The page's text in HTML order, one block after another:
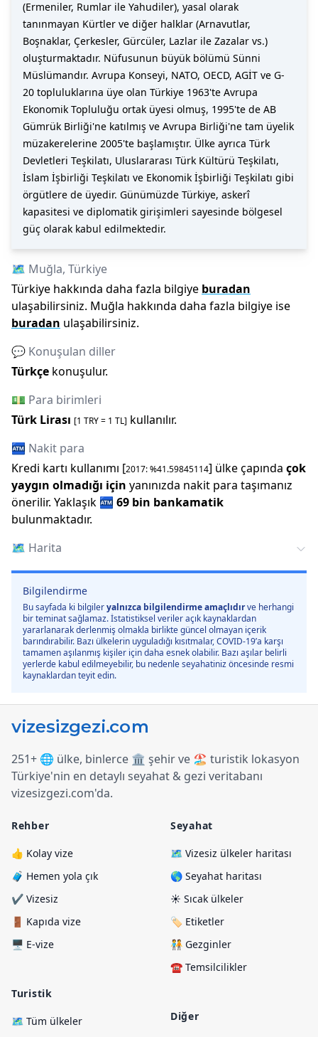
(Ermeniler, Rumlar ile Yahudiler), yasal olarak
tanınmayan Kürtler ve diğer halklar (Arnavutlar,
Boşnaklar, Çerkesler, Gürcüler, Lazlar ile Zazalar vs.)
oluşturmaktadır. Nüfusunun büyük bölümü Sünni
Müslümandır. Avrupa Konseyi, NATO, OECD, AGİT ve G-
20 topluluklarına üye olan Türkiye 1963'te Avrupa
Ekonomik Topluluğu ortak üyesi olmuş, 1995'te de AB
Gümrük Birliği'ne katılmış ve Avrupa Birliği'ne tam üyelik
müzakerelerine 2005'te başlamıştır. Ülke ayrıca Türk
Devletleri Teşkilatı, Uluslararası Türk Kültürü Teşkilatı,
İslam İşbirliği Teşkilatı ve Ekonomik İşbirliği Teşkilatı gibi
örgütlere de üyedir. Günümüzde Türkiye, askerî
kapasitesi ve diplomatik girişimleri sayesinde bölgesel
güç olarak kabul edilmektedir.
🗺️ Muğla, Türkiye
Türkiye hakkında daha fazla bilgiye buradan
ulaşabilirsiniz. Muğla hakkında daha fazla bilgiye ise
buradan ulaşabilirsiniz.
💬 Konuşulan diller
Türkçe konuşulur.
💵 Para birimleri
Türk Lirası [1 TRY= 1 TL] kullanılır.
🏧 Nakit para
Kredi kartı kullanımı [2017: %41.59845114] ülke çapında çok
yaygın olmadığı için yanınızda nakit para taşımanız
önerilir. Yaklaşık 🏧 69 bin bankamatik
bulunmaktadır.
🗺️ Harita
Bilgilendirme
Bu sayfada ki bilgileryalnızca bilgilendirme amaçlıdırve herhangi
bir teminat sağlamaz. İstatistiksel veriler açık kaynaklardan
yararlanarak derlenmiş olmakla birlikte güncel olmayan içerik
barındırabilir. Bazı ülkelerin uyguladığı kısıtmalar, COVID-19’a karşı
tamamen aşılanmış kişiler için daha esnek olabilir. Bazı aşılar belirli
yerlerde kabul edilmeyebilir, bu nedenle seyahatiniz öncesinde resmi
kaynaklardan teyit edin.
251+ 🌐 ülke, binlerce 🏛️ şehir ve 🏖️ turistik lokasyon
Türkiye'nin en detaylı seyahat & gezi veritabanı
vizesizgezi.com'da.
Rehber
👍 Kolay vize
🧳 Hemen yola çık
✔️ Vizesiz
🚪 Kapıda vize
🖥️ E-vize
Turistik
🗺️ Tüm ülkeler
Seyahat
🗺️ Vizesiz ülkeler haritası
🌎 Seyahat haritası
☀️ Sıcak ülkeler
🏷️ Etiketler
🧑‍🤝‍🧑 Gezginler
☎️ Temsilcilikler
Diğer